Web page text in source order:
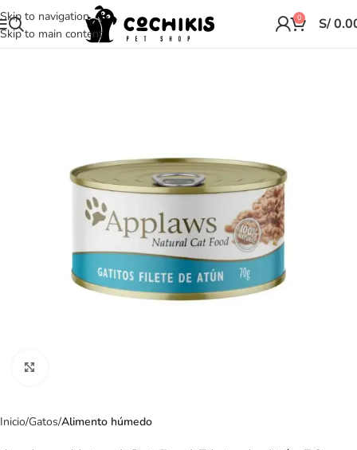
Skip to navigation
Skip to main content
0 S/
Inicio Gatos Alimento húmedo